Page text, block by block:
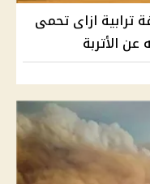
ترابية ازاى تحمى
الأتربة